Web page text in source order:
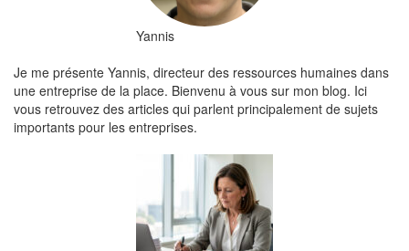
Yannis
Je me présente Yannis, directeur des ressources humaines dans
une entreprise de la place. Bienvenu à vous sur mon blog. Ici
vous retrouvez des articles qui parlent principalement de sujets
importants pour les entreprises.